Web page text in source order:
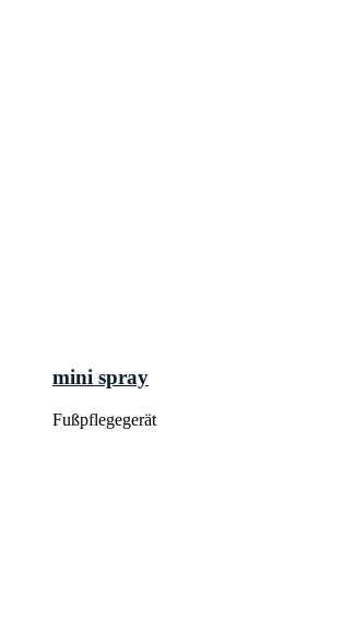
mini spray
Fußpflegegerät